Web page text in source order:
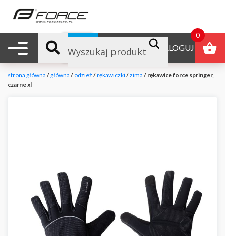
Nawigacja mobilna ZALOGUJ
B2B
strona główna / główna / odzież /rękawiczki/zima / rękawice force springer,
czarne xl
0